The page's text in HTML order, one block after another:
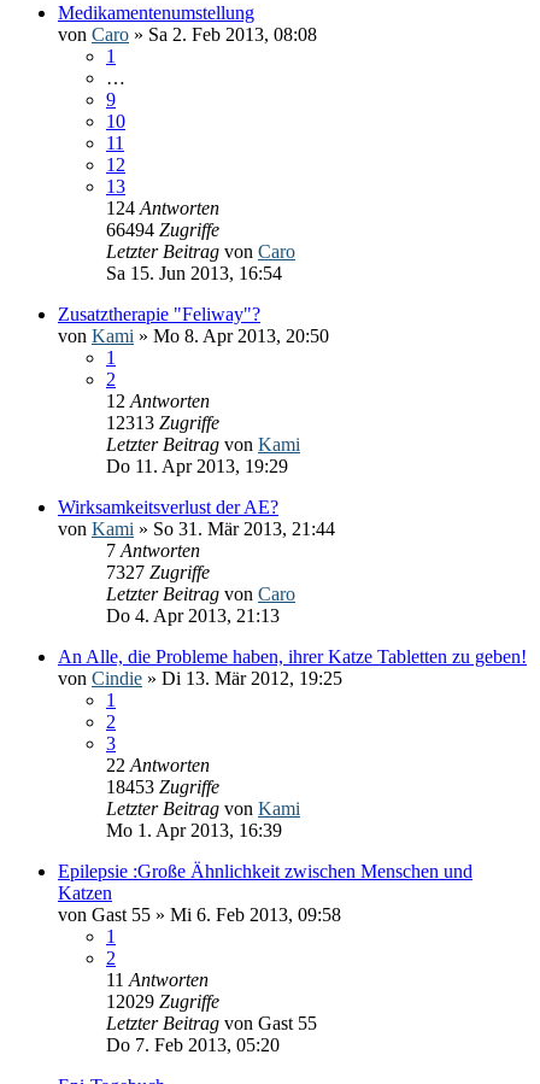
Medikamentenumstellung
von Caro » Sa 2. Feb 2013, 08:08
1
…
9
10
11
12
13
124 Antworten
66494 Zugriffe
Letzter Beitrag von Caro
Sa 15. Jun 2013, 16:54
Zusatztherapie "Feliway"?
von Kami » Mo 8. Apr 2013, 20:50
1
2
12 Antworten
12313 Zugriffe
Letzter Beitrag von Kami
Do 11. Apr 2013, 19:29
Wirksamkeitsverlust der AE?
von Kami » So 31. Mär 2013, 21:44
7 Antworten
7327 Zugriffe
Letzter Beitrag von Caro
Do 4. Apr 2013, 21:13
An Alle, die Probleme haben, ihrer Katze Tabletten zu geben!
von Cindie » Di 13. Mär 2012, 19:25
1
2
3
22 Antworten
18453 Zugriffe
Letzter Beitrag von Kami
Mo 1. Apr 2013, 16:39
Epilepsie :Große Ähnlichkeit zwischen Menschen und
Katzen
von Gast 55 » Mi 6. Feb 2013, 09:58
1
2
11 Antworten
12029 Zugriffe
Letzter Beitrag von Gast 55
Do 7. Feb 2013, 05:20